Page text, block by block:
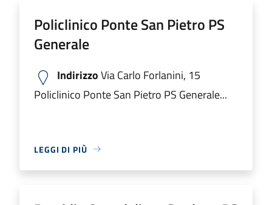
Policlinico Ponte San Pietro PS
Generale
IndirizzoVia Carlo Forlanini, 15
Policlinico Ponte San Pietro PS Generale...
LEGGI DI PIÙ